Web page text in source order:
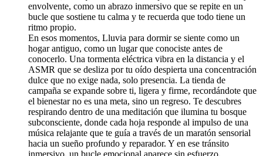
envolvente, como un abrazo inmersivo que se repite en un
bucle que sostiene tu calma y te recuerda que todo tiene un
ritmo propio.
En esos momentos, Lluvia para dormir se siente como un
hogar antiguo, como un lugar que conociste antes de
conocerlo. Una tormenta eléctrica vibra en la distancia y el
ASMR que se desliza por tu oído despierta una concentración
dulce que no exige nada, solo presencia. La tienda de
campaña se expande sobre ti, ligera y firme, recordándote que
el bienestar no es una meta, sino un regreso. Te descubres
respirando dentro de una meditación que ilumina tu bosque
subconsciente, donde cada hoja responde al impulso de una
música relajante que te guía a través de un maratón sensorial
hacia un sueño profundo y reparador. Y en ese tránsito